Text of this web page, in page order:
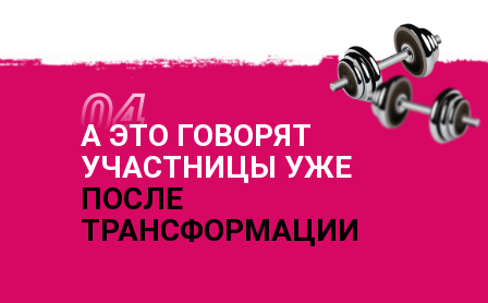
А ЭТО ГОВОРЯТ
УЧАСТНИЦЫ УЖЕ
ПОСЛЕ
ТРАНСФОРМАЦИИ